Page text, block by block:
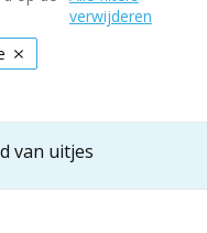
verwijderen
van uitjes